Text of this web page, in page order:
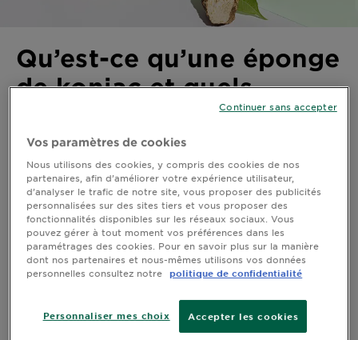
SERVICES
&
DIAGNOSTICS
ENGAGEMENTS
Explorer
Au coeur
de
l'ingrédient
Garnier x
Bündchen
Qu’est-ce qu’une éponge
de konjac et quels
bienfaits apporte-t-elle
pour une peau plus lisse
et plus éclatante ?
Dernière mise à jour juin 28, 2021
À moins que vous ne vous soyez cachée quelque part
dans une grotte secrète (idéalement avec piscines de
spa et soins au sel), vous avez probablement entendu
parler deséponges de konjacet vous vous demandez
pourquoi on en fait toute une histoire. Associée avec
Vos paramètres de cookies
Nous utilisons des cookies, y compris des cookies de nos
partenaires, afin d’améliorer votre expérience utilisateur,
d’analyser le trafic de notre site, vous proposer des publicités
personnalisées sur des sites tiers et vous proposer des
fonctionnalités disponibles sur les réseaux sociaux. Vous
pouvez gérer à tout moment vos préférences dans les
paramétrages des cookies. Pour en savoir plus sur la manière
dont nos partenaires et nous-mêmes utilisons vos données
personnelles consultez notre
politique de confidentialité
Accepter les cookies
Personnaliser mes choix
Continuer sans accepter